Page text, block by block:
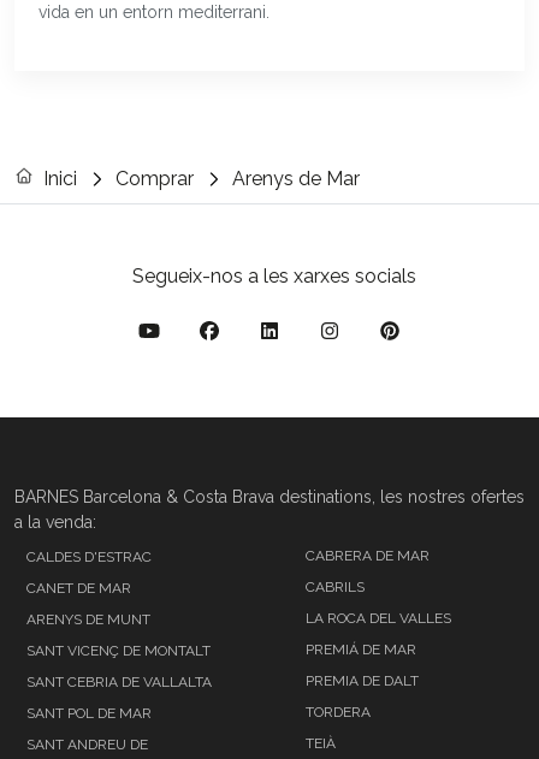
vida en un entorn mediterrani.
Inici Comprar Arenys de Mar
Segueix-nos a les xarxes socials
BARNES Barcelona & Costa Brava destinations, les nostres ofertes
a la venda:
CALDES D'ESTRAC
CANET DE MAR
ARENYS DE MUNT
SANT VICENÇ DE MONTALT
SANT CEBRIA DE VALLALTA
SANT POL DE MAR
SANT ANDREU DE
CABRERA DE MAR
CABRILS
LA ROCA DEL VALLES
PREMIÁ DE MAR
PREMIA DE DALT
TORDERA
TEIÀ